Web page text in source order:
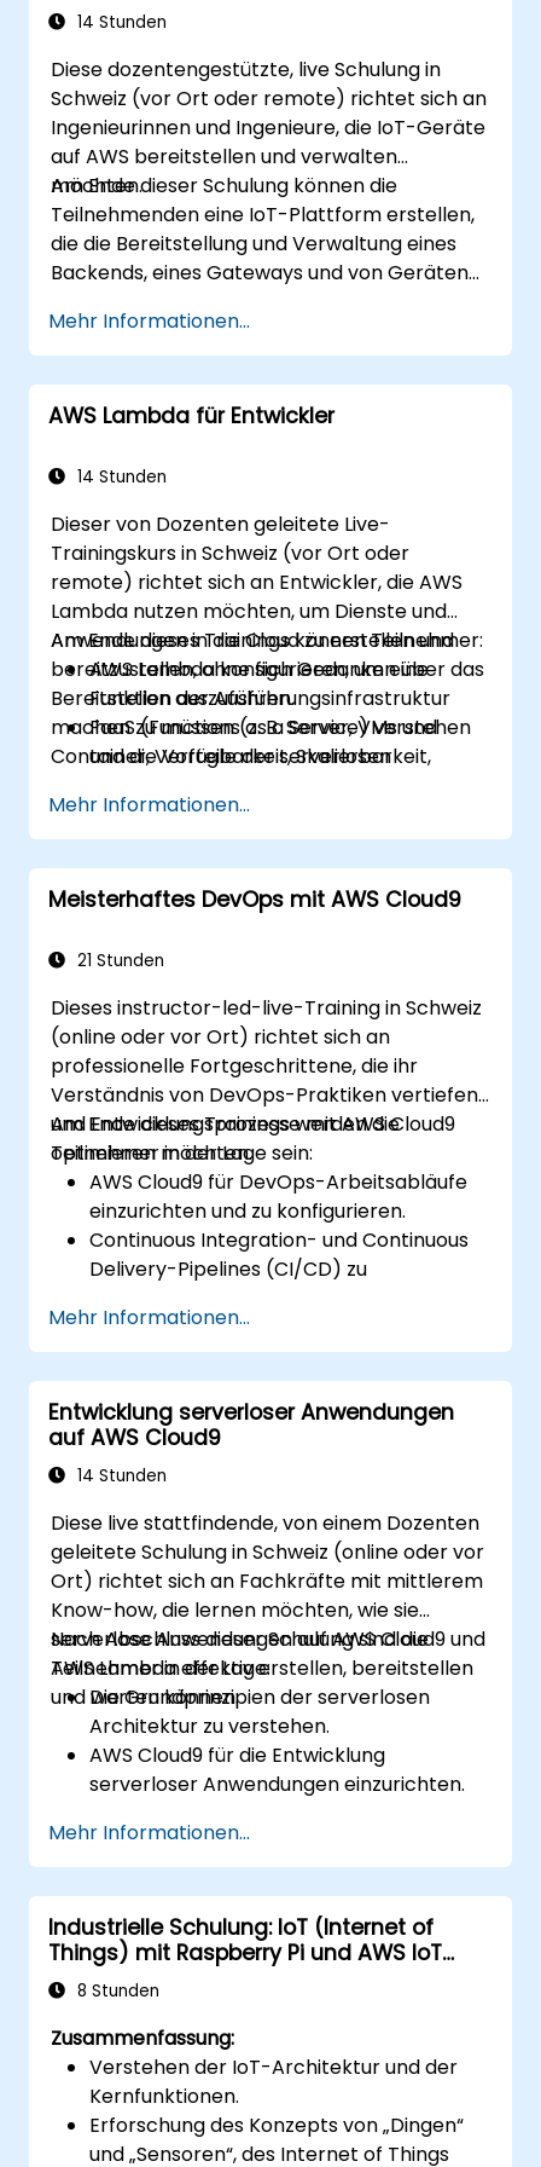
14 Stunden
Diese dozentengestützte, live Schulung in
Schweiz (vor Ort oder remote) richtet sich an
Ingenieurinnen und Ingenieure, die IoT-Geräte
auf AWS bereitstellen und verwalten
möchten.
Am Ende dieser Schulung können die
Teilnehmenden eine IoT-Plattform erstellen,
die die Bereitstellung und Verwaltung eines
Backends, eines Gateways und von Geräten
Mehr Informationen...
AWS Lambda für Entwickler
14 Stunden
Dieser von Dozenten geleitete Live-
Trainingskurs in Schweiz (vor Ort oder
remote) richtet sich an Entwickler, die AWS
Lambda nutzen möchten, um Dienste und
Anwendungen in die Cloud zu erstellen und
bereitzustellen, ohne sich Gedanken über das
Bereitstellen der Ausführungsinfrastruktur
machen zu müssen (z. B. Server, VMs und
Container, Verfügbarkeit, Skalierbarkeit,
Am Ende dieses Trainings können Teilnehmer:
AWS Lambda konfigurieren, um eine
Funktion auszuführen.
FaaS (Functions as a Service) verstehen
und die Vorteile der serverlosen
AWS Lambda-Funktionen erstellen,
hochladen und ausführen.
Lambda-Funktionen mit verschiedenen
Ereignisquellen integrieren.
paketieren, bereitstellen, überwachen
Mehr Informationen...
Meisterhaftes DevOps mit AWS Cloud9
21 Stunden
Dieses instructor-led-live-Training in Schweiz
(online oder vor Ort) richtet sich an
professionelle Fortgeschrittene, die ihr
Verständnis von DevOps-Praktiken vertiefen
und Entwicklungsprozesse mit AWS Cloud9
optimieren möchten.
Am Ende dieses Trainings werden die
Teilnehmer in der Lage sein:
AWS Cloud9 für DevOps-Arbeitsabläufe
einzurichten und zu konfigurieren.
Continuous Integration- und Continuous
Delivery-Pipelines (CI/CD) zu
Test-, Überwachungs- und
Bereitstellungsprozesse mit AWS Cloud9
zu automatisieren.
AWS-Dienste wie Lambda, EC2 und S3 in
DevOps-Arbeitsabläufe zu integrieren.
Quellcodeverwaltungssysteme wie
Cloud9 zu nutzen.
Mehr Informationen...
Entwicklung serverloser Anwendungen
auf AWS Cloud9
14 Stunden
Diese live stattfindende, von einem Dozenten
geleitete Schulung in Schweiz (online oder vor
Ort) richtet sich an Fachkräfte mit mittlerem
Know-how, die lernen möchten, wie sie
serverlose Anwendungen auf AWS Cloud9 und
AWS Lambda effektiv erstellen, bereitstellen
und warten können.
Nach Abschluss dieser Schulung sind die
Teilnehmer in der Lage:
Die Grundprinzipien der serverlosen
Architektur zu verstehen.
AWS Cloud9 für die Entwicklung
serverloser Anwendungen einzurichten.
Lambda zu entwickeln, zu testen und
bereitzustellen.
AWS Lambda mit anderen AWS-Diensten
wie API Gateway und S3 zu integrieren.
Serverlose Anwendungen in Bezug auf
Leistung und Kosteneffizienz zu
Mehr Informationen...
Industrielle Schulung: IoT (Internet of
Things) mit Raspberry Pi und AWS IoT
Core8 Stunden
Zusammenfassung:
Verstehen der IoT-Architektur und der
Kernfunktionen.
Erforschung des Konzepts von „Dingen“
und „Sensoren“, des Internet of Things